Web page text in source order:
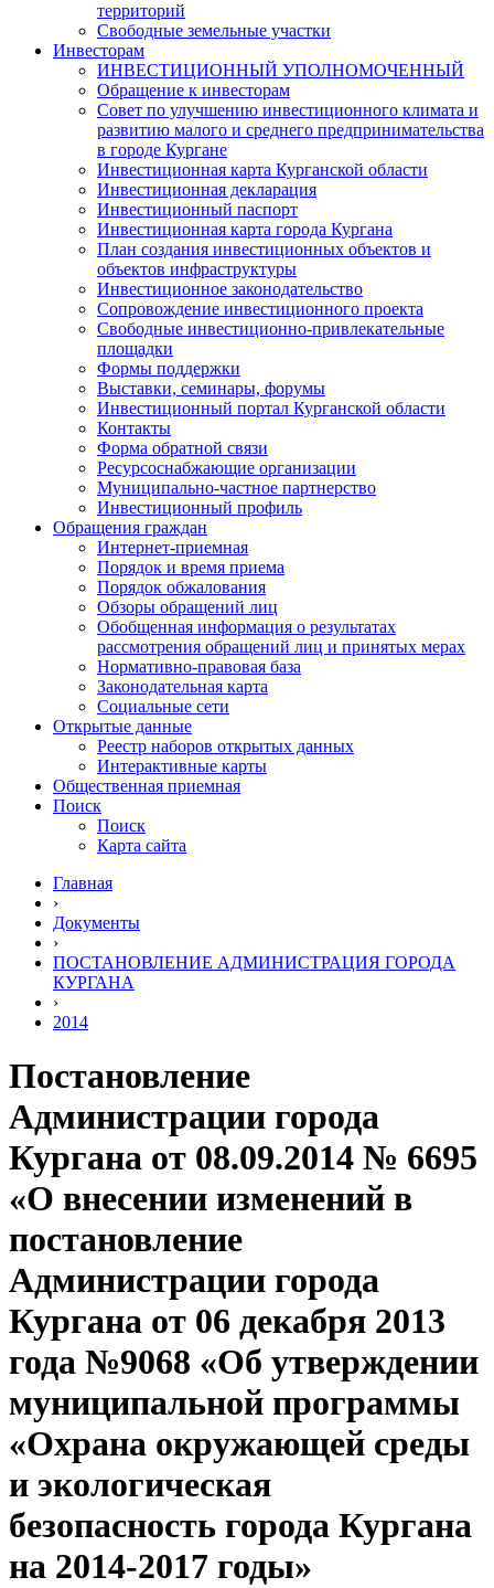
территорий
Свободные земельные участки
Инвесторам
ИНВЕСТИЦИОННЫЙ УПОЛНОМОЧЕННЫЙ
Обращение к инвесторам
Совет по улучшению инвестиционного климата и
развитию малого и среднего предпринимательства
в городе Кургане
Инвестиционная карта Курганской области
Инвестиционная декларация
Инвестиционный паспорт
Инвестиционная карта города Кургана
План создания инвестиционных объектов и
объектов инфраструктуры
Инвестиционное законодательство
Сопровождение инвестиционного проекта
Свободные инвестиционно-привлекательные
площадки
Формы поддержки
Выставки, семинары, форумы
Инвестиционный портал Курганской области
Контакты
Форма обратной связи
Ресурсоснабжающие организации
Муниципально-частное партнерство
Инвестиционный профиль
Обращения граждан
Интернет-приемная
Порядок и время приема
Порядок обжалования
Обзоры обращений лиц
Обобщенная информация о результатах
рассмотрения обращений лиц и принятых мерах
Нормативно-правовая база
Законодательная карта
Социальные сети
Открытые данные
Реестр наборов открытых данных
Интерактивные карты
Общественная приемная
Поиск
Поиск
Карта сайта
Главная
›
Документы
›
ПОСТАНОВЛЕНИЕ АДМИНИСТРАЦИЯ ГОРОДА
КУРГАНА
›
2014
Постановление
Администрации города
Кургана от 08.09.2014 № 6695
«О внесении изменений в
постановление
Администрации города
Кургана от 06 декабря 2013
года №9068 «Об утверждении
муниципальной программы
«Охрана окружающей среды
и экологическая
безопасность города Кургана
на 2014-2017 годы»